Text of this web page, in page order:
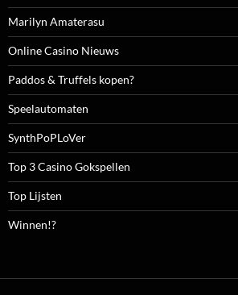
Marilyn Amaterasu
Online Casino Nieuws
Paddos & Truffels kopen?
Speelautomaten
SynthPoPLoVer
Top 3 Casino Gokspellen
Top Lijsten
Winnen!?